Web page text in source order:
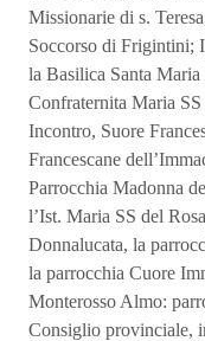
Missionarie di s.
Soccorso di Frigintini;
la Basilica Santa
Confraternita Maria
Incontro, Suore
Francescane
Parrocchia Madonna
l’Ist. Maria SS del
Donnalucata, la
la parrocchia Cuore
Monterosso Almo:
Consiglio provinciale,